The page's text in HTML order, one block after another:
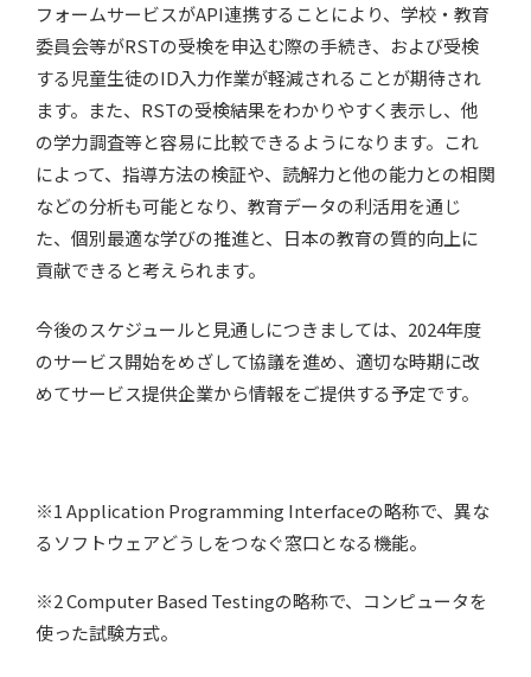
フォームサービスがAPI連携することにより、学校・教育
委員会等がRSTの受検を申込む際の手続き、および受検
する児童生徒のID入力作業が軽減されることが期待され
ます。また、RSTの受検結果をわかりやすく表示し、他
の学力調査等と容易に比較できるようになります。これ
によって、指導方法の検証や、読解力と他の能力との相関
などの分析も可能となり、教育データの利活用を通じ
た、個別最適な学びの推進と、日本の教育の質的向上に
貢献できると考えられます。
今後のスケジュールと見通しにつきましては、2024年度
のサービス開始をめざして協議を進め、適切な時期に改
めてサービス提供企業から情報をご提供する予定です。
※1 Application Programming Interfaceの略称で、異な
るソフトウェアどうしをつなぐ窓口となる機能。
※2 Computer Based Testingの略称で、コンピュータを
使った試験方式。